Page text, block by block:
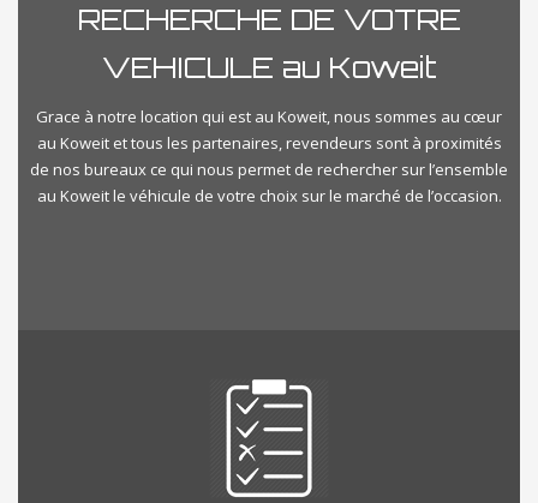
RECHERCHE DE VOTRE
VEHICULE au Koweit
Grace à notre location qui est au Koweit, nous sommes au cœur
au Koweit et tous les partenaires, revendeurs sont à proximités
de nos bureaux ce qui nous permet de rechercher sur l’ensemble
au Koweit le véhicule de votre choix sur le marché de l’occasion.